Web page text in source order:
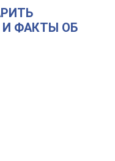
ФАКТЫ ОБ